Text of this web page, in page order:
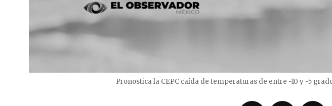
Pronostica la CEPC caída de temperaturas de entre -10 y -5